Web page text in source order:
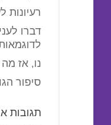
רעיונות
דברו
נו, אז
סיפור
תגובות